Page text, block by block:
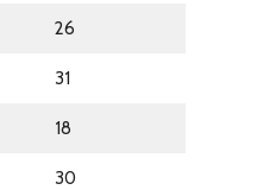
26
31
18
30